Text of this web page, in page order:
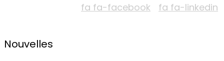
fa fa-facebook fa fa-linkedin
Nouvelles